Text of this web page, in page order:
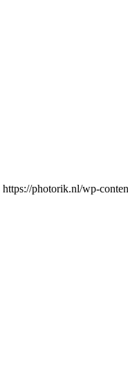
https://photorik.nl/wp-